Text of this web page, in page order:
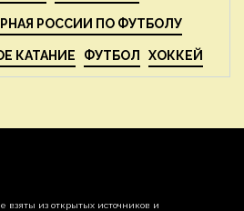
РОССИИ ПО ФУТБОЛУ
КАТАНИЕ ФУТБОЛ ХОККЕЙ
из открытых источников и